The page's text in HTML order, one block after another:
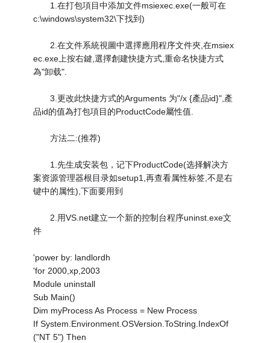
1.在打包項目中添加文件msiexec.exe(一般可在
c:\windows\system32\下找到)
2.在文件系統視圖中選擇應用程序文件夾,在msiex
ec.exe上按右鍵,選擇創建快捷方式,重命名快捷方式
為"卸载".
3.更改此快捷方式的Arguments 为"/x {產品id}",產
品id的值為打包項目的ProductCode屬性值.
方法二:(推荐)
1.先生成安装包，记下ProductCode(选择解决方
案资源管理器根目录如setup1,再查看属性标签,不是右
键中的属性),下面要用到
2.用VS.net建立一个新的控制台程序uninst.exe文
件
'power by: landlordh
'for 2000,xp,2003
Module uninstall
Sub Main()
Dim myProcess As Process = New Process
If System.Environment.OSVersion.ToString.IndexOf
("NT 5") Then